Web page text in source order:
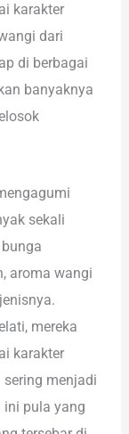
karakter
dari
di berbagai
banyaknya
sekali
aroma wangi
mereka
karakter
menjadi
ini pula yang